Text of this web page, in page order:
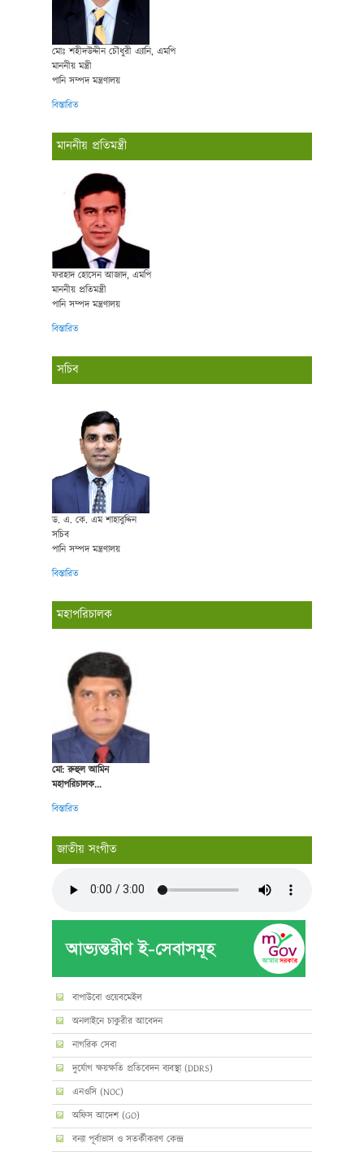
মোঃ শহীদউদ্দীন চৌধুরী এ্যানি, এমপি
মাননীয় মন্ত্রী
পানি সম্পদ মন্ত্রণালয়
বিস্তারিত
মাননীয় প্রতিমন্ত্রী
ফরহাদ হোসেন আজাদ, এমপি
মাননীয় প্রতিমন্ত্রী
পানি সম্পদ মন্ত্রণালয়
বিস্তারিত
সচিব
ড. এ. কে. এম শাহাবুদ্দিন
সচিব
পানি সম্পদ মন্ত্রণালয়
বিস্তারিত
মহাপরিচালক
মো: রুহুল আমিন
মহাপরিচালক...
বিস্তারিত
জাতীয় সংগীত
বাপাউবো ওয়েবমেইল
অনলাইনে চাকুরীর আবেদন
নাগরিক সেবা
দুর্যোগ ক্ষয়ক্ষতি প্রতিবেদন ব্যবস্থা (DDRS)
এনওসি (NOC)
অফিস আদেশ (GO)
বন্যা পূর্বাভাস ও সতর্কীকরণ কেন্দ্র